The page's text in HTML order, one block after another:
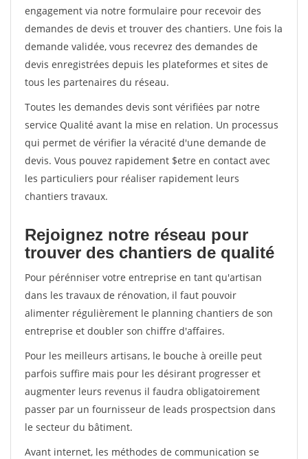
engagement via notre formulaire pour recevoir des
demandes de devis et trouver des chantiers. Une fois la
demande validée, vous recevrez des demandes de
devis enregistrées depuis les plateformes et sites de
tous les partenaires du réseau.
Toutes les demandes devis sont vérifiées par notre
service Qualité avant la mise en relation. Un processus
qui permet de vérifier la véracité d'une demande de
devis. Vous pouvez rapidement $etre en contact avec
les particuliers pour réaliser rapidement leurs
chantiers travaux.
Rejoignez notre réseau pour
trouver des chantiers de qualité
Pour pérénniser votre entreprise en tant qu'artisan
dans les travaux de rénovation, il faut pouvoir
alimenter régulièrement le planning chantiers de son
entreprise et doubler son chiffre d'affaires.
Pour les meilleurs artisans, le bouche à oreille peut
parfois suffire mais pour les désirant progresser et
augmenter leurs revenus il faudra obligatoirement
passer par un fournisseur de leads prospectsion dans
le secteur du bâtiment.
Avant internet, les méthodes de communication se